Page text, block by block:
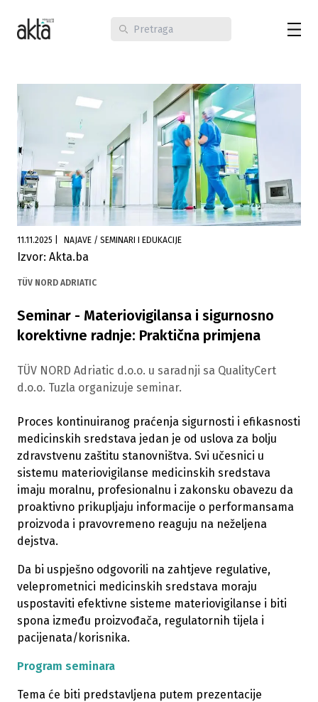
11.11.2025 NAJAVE / SEMINARI I EDUKACIJE
Izvor: Akta.ba
TÜV NORD ADRIATIC
Seminar - Materiovigilansa i sigurnosno
korektivne radnje: Praktična primjena
TÜV NORD Adriatic d.o.o. u saradnji sa QualityCert
d.o.o. Tuzla organizuje seminar.
Proces kontinuiranog praćenja sigurnosti i efikasnosti
medicinskih sredstava jedan je od uslova za bolju
zdravstvenu zaštitu stanovništva. Svi učesnici u
sistemu materiovigilanse medicinskih sredstava
imaju moralnu, profesionalnu i zakonsku obavezu da
proaktivno prikupljaju informacije o performansama
proizvoda i pravovremeno reaguju na neželjena
dejstva.
Da bi uspješno odgovorili na zahtjeve regulative,
veleprometnici medicinskih sredstava moraju
uspostaviti efektivne sisteme materiovigilanse i biti
spona između proizvođača, regulatornih tijela i
pacijenata/korisnika.
Program seminara
Tema će biti predstavljena putem prezentacije